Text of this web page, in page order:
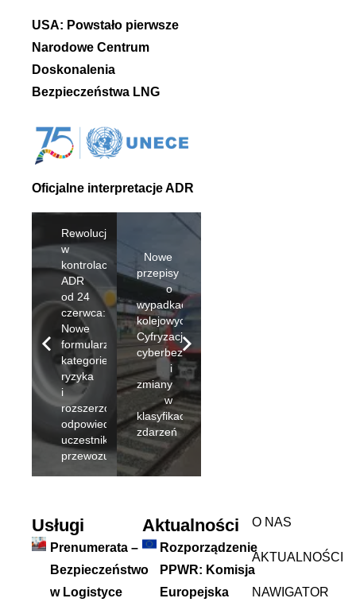
USA: Powstało pierwsze
Narodowe Centrum
Doskonalenia
Bezpieczeństwa LNG
Oficjalne interpretacje ADR
Rewolucja
w
kontrolach
ADR
od 24
czerwca:
Nowe
formularze,
kategorie
ryzyka
i
rozszerzona
odpowiedzialność
uczestników
przewozu
Nowe
przepisy
o
wypadkach
kolejowych:
Cyfryzacja,
cyberbezpieczeństwo
i
zmiany
w
klasyfikacji
zdarzeń
Usługi
Prenumerata –
Bezpieczeństwo
w Logistyce
Aktualności
Rozporządzenie
PPWR: Komisja
Europejska
O NAS
AKTUALNOŚCI
NAWIGATOR